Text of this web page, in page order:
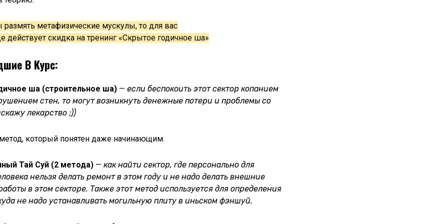
метафизические мускулы, то для вас
действует скидка на тренинг «Скрытое годичное ша»
В Курс:
ша (строительное ша) — если беспокоить этот сектор копанием
стен, то могут возникнуть денежные потери и проблемы со
лекарство ;))
который понятен даже начинающим.
Тай Суй (2 метода) — как найти сектор, где персонально для
нельзя делать ремонт в этом году и не надо делать внешние
в этом секторе. Также этот метод используется для определения
не надо устанавливать могильную плиту в иньском фэншуй.